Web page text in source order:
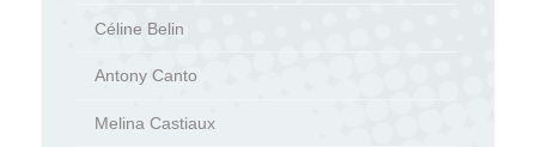
Céline Belin
Antony Canto
Melina Castiaux